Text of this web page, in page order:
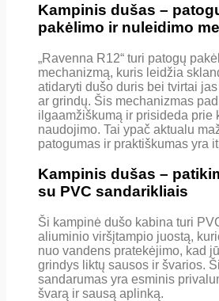
Kampinis dušas –
pakėlimo ir nuleidimo
„Ravenna R12“ turi patogų
mechanizmą, kuris leidžia
atidaryti dušo duris bei tvirtai
ar grindų. Šis mechanizmas
ilgaamžiškumą ir prisideda prie
naudojimo. Tai ypač aktualu
patogumas ir praktiškumas yra
Kampinis dušas –
su PVC sandarikliais
Ši kampinė dušo kabina turi
aliuminio viršįtampio juostą,
nuo vandens pratekėjimo, kad
grindys liktų sausos ir švarios.
sandarumas yra esminis
švarą ir sausą aplinką.